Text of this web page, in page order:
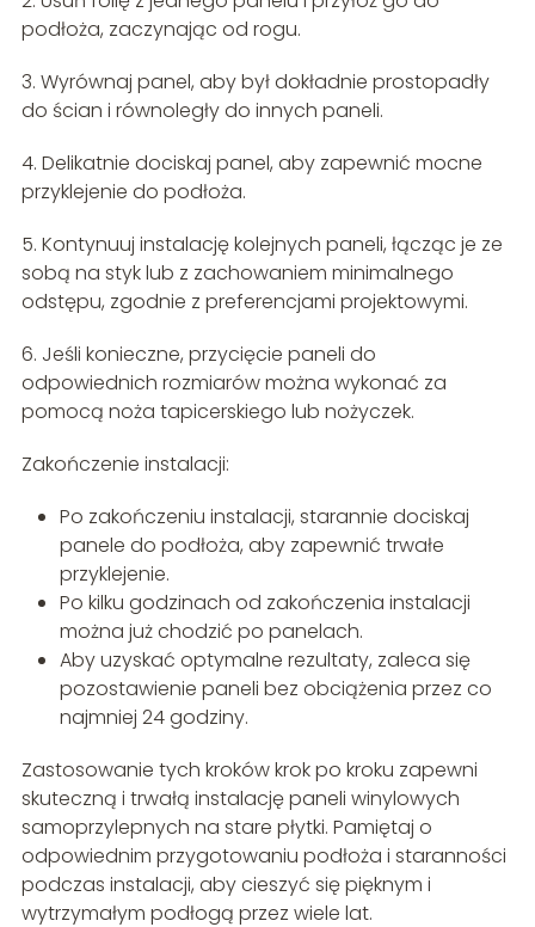
podłoża, zaczynając od rogu.
3. Wyrównaj panel, aby był dokładnie prostopadły
do ścian i równoległy do innych paneli.
4. Delikatnie dociskaj panel, aby zapewnić mocne
przyklejenie do podłoża.
5. Kontynuuj instalację kolejnych paneli, łącząc je ze
sobą na styk lub z zachowaniem minimalnego
odstępu, zgodnie z preferencjami projektowymi.
6. Jeśli konieczne, przycięcie paneli do
odpowiednich rozmiarów można wykonać za
pomocą noża tapicerskiego lub nożyczek.
Zakończenie instalacji:
Po zakończeniu instalacji, starannie dociskaj
panele do podłoża, aby zapewnić trwałe
przyklejenie.
Po kilku godzinach od zakończenia instalacji
można już chodzić po panelach.
Aby uzyskać optymalne rezultaty, zaleca się
pozostawienie paneli bez obciążenia przez co
najmniej 24 godziny.
Zastosowanie tych kroków krok po kroku zapewni
skuteczną i trwałą instalację paneli winylowych
samoprzylepnych na stare płytki. Pamiętaj o
odpowiednim przygotowaniu podłoża i staranności
podczas instalacji, aby cieszyć się pięknym i
wytrzymałym podłogą przez wiele lat.